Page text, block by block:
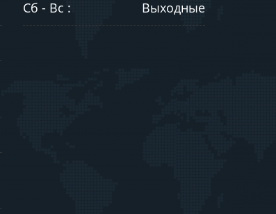
Сб - Вс : Выходные